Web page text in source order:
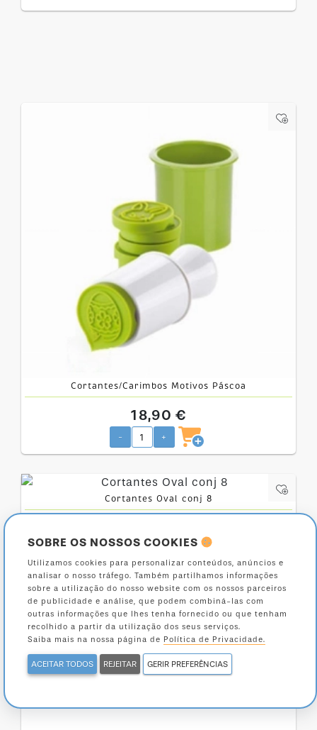
Cortantes/Carimbos Motivos Páscoa
18,90 €
- +
Cortantes Oval conj 8
- +
SOBRE OS NOSSOS COOKIES
Utilizamos cookies para personalizar conteúdos, anúncios e
analisar o nosso tráfego. Também partilhamos informações
sobre a utilização do nosso website com os nossos parceiros
de publicidade e análise, que podem combiná-las com
outras informações que lhes tenha fornecido ou que tenham
recolhido a partir da utilização dos seus serviços.
Saiba mais na nossa página de Política de Privacidade.
ACEITAR TODOS REJEITAR GERIR PREFERÊNCIAS